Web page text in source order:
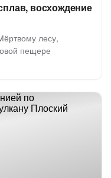
восхождение
лесу,
пещере